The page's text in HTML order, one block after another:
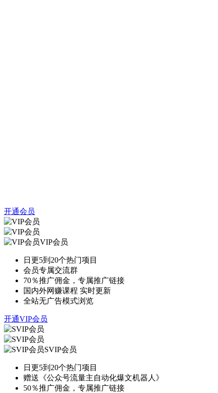
开通会员
VIP会员
日更5到20个热门项目
会员专属交流群
70％推广佣金，专属推广链接
国内外网赚课程 实时更新
全站无广告模式浏览
开通VIP会员
SVIP会员
日更5到20个热门项目
赠送《公众号流量主自动化爆文机器人》
50％推广佣金，专属推广链接